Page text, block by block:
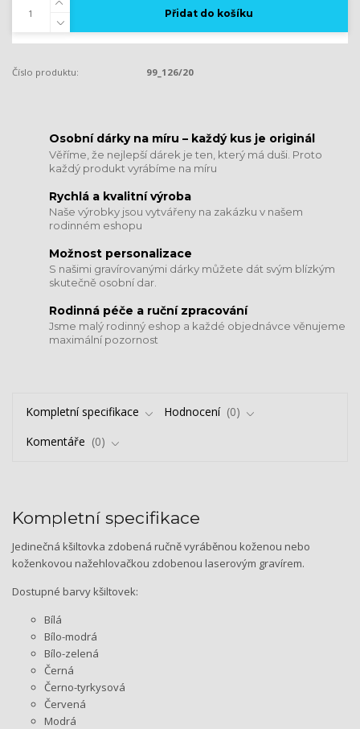
Přidat do košíku
Číslo produktu: 99_126/20
​​​​​​​Osobní dárky na míru – každý kus je originál
Věříme, že nejlepší dárek je ten, který má duši. Proto
každý produkt vyrábíme na míru
Rychlá a kvalitní výroba
Naše výrobky jsou vytvářeny na zakázku v našem
rodinném eshopu
Možnost personalizace
S našimi gravírovanými dárky můžete dát svým blízkým
skutečně osobní dar.
​​​​​​​Rodinná péče a ruční zpracování
Jsme malý rodinný eshop a každé objednávce věnujeme
maximální pozornost
Kompletní specifikace Hodnocení
0
Komentáře
0
Kompletní specifikace
Jedinečná kšiltovka zdobená ručně vyráběnou koženou nebo
koženkovou nažehlovačkou zdobenou laserovým gravírem.
Dostupné barvy kšiltovek:
Bílá
Bílo-modrá
Bílo-zelená
Černá
Černo-tyrkysová
Červená
Modrá